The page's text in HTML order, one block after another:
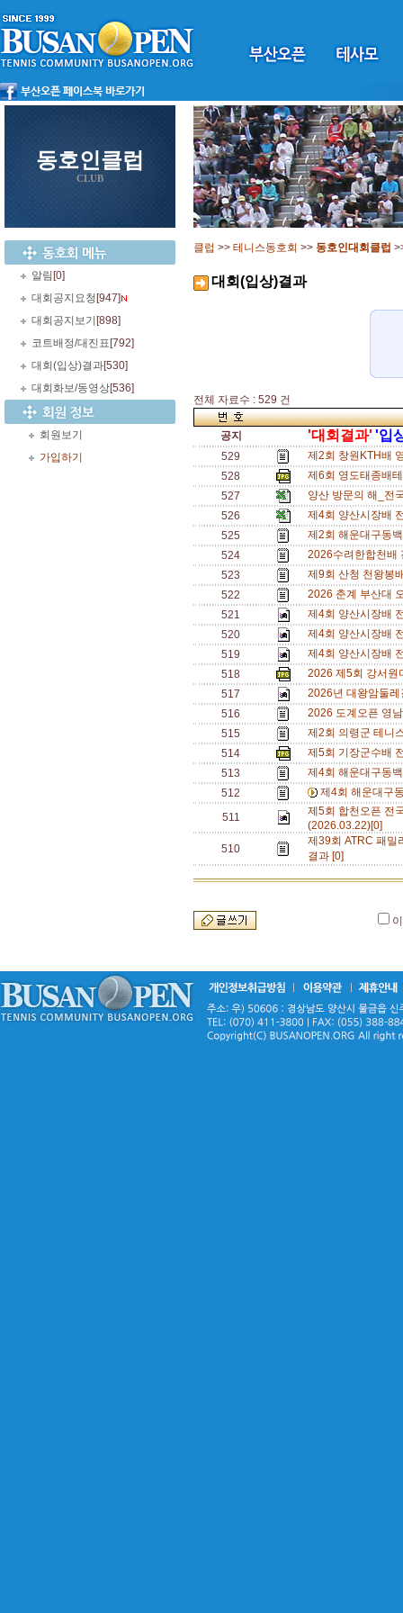
동호인클럽
CLUB
알림 [0]
대회공지요청 [947]
대회공지보기 [898]
코트배정/대진표 [792]
대회(입상)결과[530]
대회화보/동영상[536]
회원보기
가입하기
클럽 >> 테니스동호회 >> 동호인대회클럽
대회(입상)결과
전체 자료수 : 529 건
공지 '대회결과' '입
529
제2회 창원KTH배
528
제6회 영도태종배
527
양산 방문의 해_전
526
제4회 양산시장배
525
제2회 해운대구동
524
2026수려한합천배
523
제9회 산청 천왕봉
522
2026 춘계 부산대
521
제4회 양산시장배
520
제4회 양산시장배
519
제4회 양산시장배
518
2026 제5회 강서
517
2026년 대왕암둘
516
2026 도계오픈 영
515
제2회 의령군 테니
514
제5회 기장군수배
513
제4회 해운대구동
512
제4회 해운대구
511
제5회 합천오픈 전
(2026.03.22)[0]
510
제39회 ATRC 패밀
결과 [0]